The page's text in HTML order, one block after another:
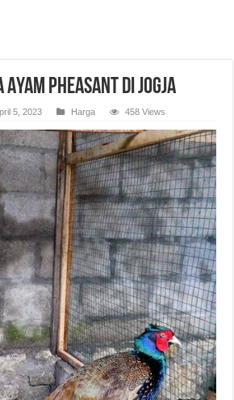
Pheasant di Jogja
5, 2023 Harga 458 Views